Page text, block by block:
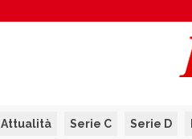
Attualità Serie C Serie D